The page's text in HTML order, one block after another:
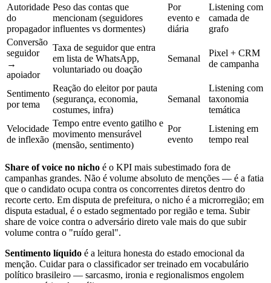
Autoridade
do
propagador
Peso das contas que
mencionam (seguidores
influentes vs dormentes)
Por
evento e
diária
Listening com
camada de
grafo
Conversão
seguidor
→
apoiador
Taxa de seguidor que entra
em lista de WhatsApp,
voluntariado ou doação
Semanal
Pixel + CRM
de campanha
Sentimento
por tema
Reação do eleitor por pauta
(segurança, economia,
costumes, infra)
Semanal
Listening com
taxonomia
temática
Velocidade
de inflexão
Tempo entre evento gatilho e
movimento mensurável
(mensão, sentimento)
Por
evento
Listening em
tempo real
Share of voice no nicho é o KPI mais subestimado fora de
campanhas grandes. Não é volume absoluto de menções — é a fatia
que o candidato ocupa contra os concorrentes diretos dentro do
recorte certo. Em disputa de prefeitura, o nicho é a microrregião; em
disputa estadual, é o estado segmentado por região e tema. Subir
share de voice contra o adversário direto vale mais do que subir
volume contra o "ruído geral".
Sentimento líquido é a leitura honesta do estado emocional da
menção. Cuidar para o classificador ser treinado em vocabulário
político brasileiro — sarcasmo, ironia e regionalismos engolem